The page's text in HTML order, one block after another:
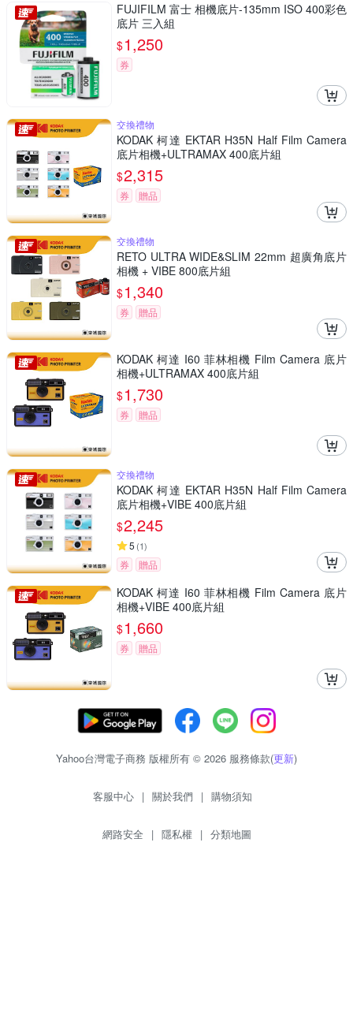
FUJIFILM 富士 相機底片-135mm ISO 400彩色
底片 三入組
$1,250
券
交換禮物
KODAK 柯達 EKTAR H35N Half Film Camera
底片相機+ULTRAMAX 400底片組
$2,315
券 贈品
交換禮物
RETO ULTRA WIDE&SLIM 22mm 超廣角底片
相機 + VIBE 800底片組
$1,340
券 贈品
KODAK 柯達 I60 菲林相機 Film Camera 底片
相機+ULTRAMAX 400底片組
$1,730
券 贈品
交換禮物
KODAK 柯達 EKTAR H35N Half Film Camera
底片相機+VIBE 400底片組
$2,245
5 (1)
券 贈品
KODAK 柯達 I60 菲林相機 Film Camera 底片
相機+VIBE 400底片組
$1,660
券 贈品
Yahoo台灣電子商務 版權所有 © 2026 服務條款(更新)
客服中心 | 關於我們 | 購物須知
網路安全 | 隱私權 | 分類地圖